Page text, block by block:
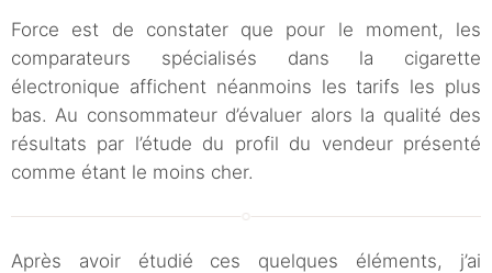
Force est de constater que pour le moment, les
comparateurs spécialisés dans la cigarette
électronique affichent néanmoins les tarifs les plus
bas. Au consommateur d’évaluer alors la qualité des
résultats par l’étude du profil du vendeur présenté
comme étant le moins cher.
Après avoir étudié ces quelques éléments, j’ai